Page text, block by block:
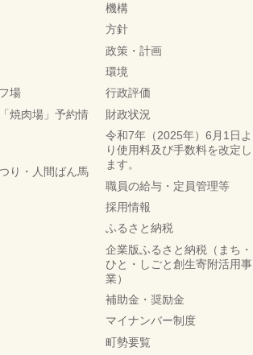
場
焼肉場」予約情
り・人間ばん馬
機構
方針
政策・計画
環境
行政評価
財政状況
令和7年（2025年）6月1日よ
り使用料及び手数料を改定し
ます。
職員の給与・定員管理等
採用情報
ふるさと納税
企業版ふるさと納税（まち・
ひと・しごと創生寄附活用事
業）
補助金・奨励金
マイナンバー制度
町勢要覧